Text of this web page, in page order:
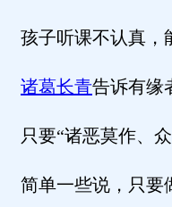
孩子听课不认真，
诸葛长青告诉有缘
只要“诸恶莫作、
简单一些说，只要